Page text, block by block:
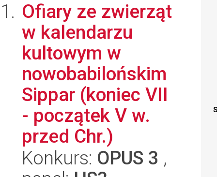
Ofiary ze zwierząt
w kalendarzu
kultowym w
nowobabilońskim
Sippar (koniec VII
- początek V w.
przed Chr.)
Konkurs: OPUS 3 ,